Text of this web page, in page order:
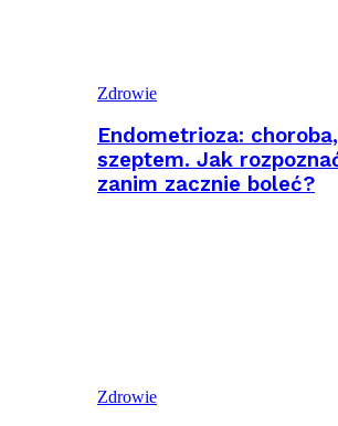
Zdrowie
Endometrioza:
szeptem. Jak
zanim zacznie boleć?
Zdrowie